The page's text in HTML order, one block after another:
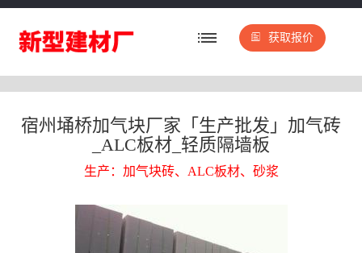
获取报价
宿州埇桥加气块厂家「生产批发」加气砖
_ALC板材_轻质隔墙板
生产：加气块砖、ALC板材、砂浆